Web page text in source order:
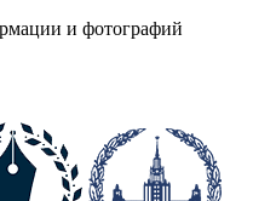
и фотографий